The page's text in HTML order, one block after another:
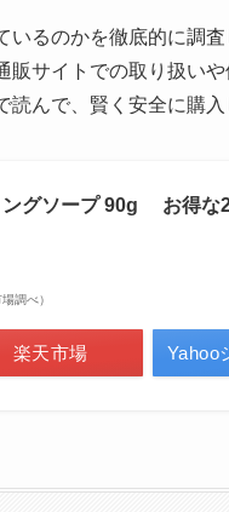
るのかを徹底的に調
販サイトでの取り扱い
んで、賢く安全に購入
ングソープ 90g お
調べ）
楽天市場 Yahoo